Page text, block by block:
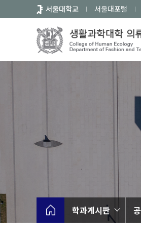
로
서울대학교 서울대포털
학과게시판